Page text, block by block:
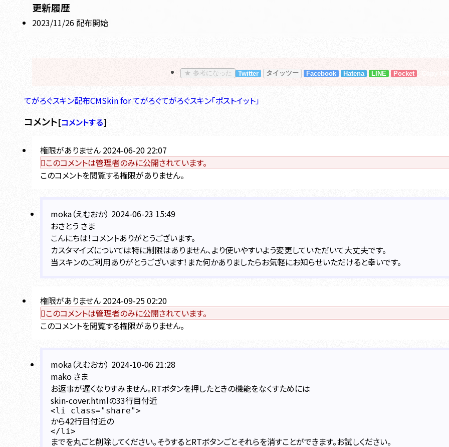
更新履歴
2023/11/26 配布開始
★ 参考になった Twitter タイッツー Facebook Hatena LINE Pocket
てがろぐスキン配布CMSkin for てがろぐてがろぐスキン「ポストイット」
コメント[コメントする]
権限がありません 2024-06-20 22:07
このコメントは管理者のみに公開されています。
このコメントを閲覧する権限がありません。
moka（えむおか） 2024-06-23 15:49
おさとう さま
こんにちは！コメントありがとうございます。
カスタマイズについては特に制限はありません、より使いやすいよう変更していただいて大丈夫です。
当スキンのご利用ありがとうございます！また何かありましたらお気軽にお知らせいただけると幸いです。
権限がありません 2024-09-25 02:20
このコメントは管理者のみに公開されています。
このコメントを閲覧する権限がありません。
moka（えむおか） 2024-10-06 21:28
mako さま
お返事が遅くなりすみません。RTボタンを押したときの機能をなくすためには
skin-cover.htmlの33行目付近
<li class="share">
から42行目付近の
</li>
までを丸ごと削除してください。そうするとRTボタンごとそれらを消すことができます。お試しください。